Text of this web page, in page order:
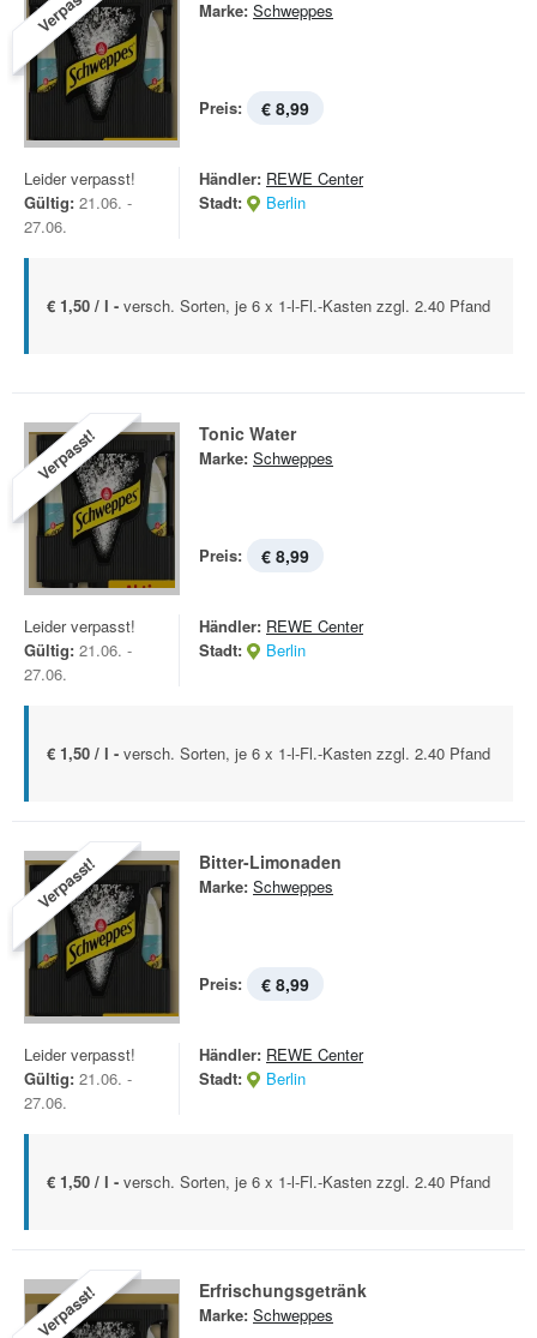
Marke: Schweppes
Preis: € 8,99
Leider verpasst!
Gültig: 21.06. -
27.06.
Händler: REWE Center
Stadt:
Berlin
€ 1,50 / l - versch. Sorten, je 6 x 1-l-Fl.-Kasten zzgl. 2.40 Pfand
Verpasst! Tonic Water
Marke: Schweppes
Preis: € 8,99
Leider verpasst!
Gültig: 21.06. -
27.06.
Händler: REWE Center
Stadt:
Berlin
€ 1,50 / l - versch. Sorten, je 6 x 1-l-Fl.-Kasten zzgl. 2.40 Pfand
Verpasst! Bitter-Limonaden
Marke: Schweppes
Preis: € 8,99
Leider verpasst!
Gültig: 21.06. -
27.06.
Händler: REWE Center
Stadt:
Berlin
€ 1,50 / l - versch. Sorten, je 6 x 1-l-Fl.-Kasten zzgl. 2.40 Pfand
Verpasst! Erfrischungsgetränk
Marke: Schweppes